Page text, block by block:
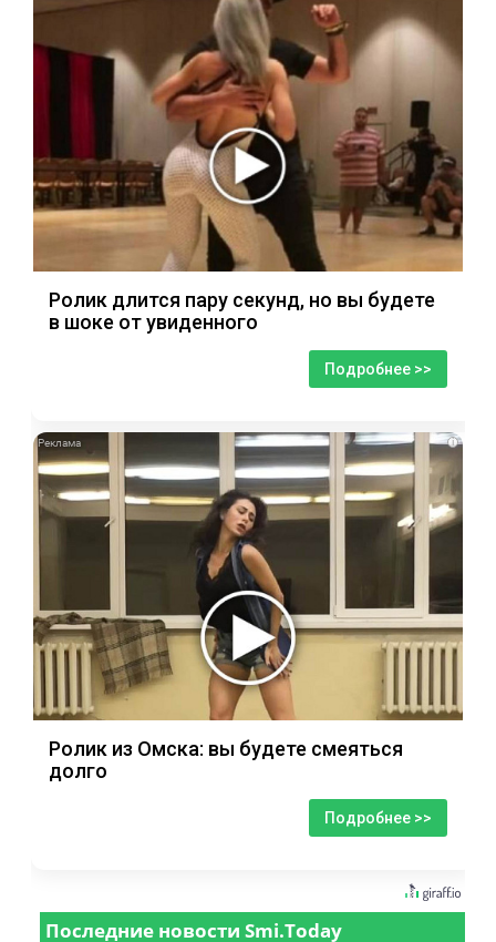
Ролик длится пару секунд, но вы будете
в шоке от увиденного
Подробнее >>
i
Ролик из Омска: вы будете смеяться
долго
Подробнее >>